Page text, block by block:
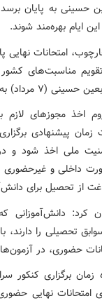
حسینی به پایان برسد
ایام بهره‌مند شوند.
امتحانات نهایی
به پایان خواهد رسید.
اخذ مجوزهای لازم
زمان پیشنهادی
ملی اخذ شود
داخلی و غیرحضوری
فراغت از تحصیل برای
کرد:
تحصیلی را
حضوری، در
برگزاری کنکور
امتحانات نهایی